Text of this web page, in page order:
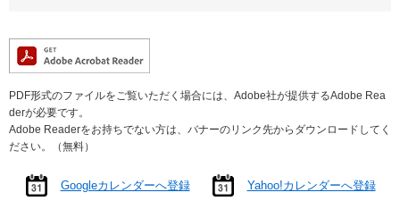
PDF形式のファイルをご覧いただく場合には、Adobe社が提供するAdobe Rea
derが必要です。
Adobe Readerをお持ちでない方は、バナーのリンク先からダウンロードしてく
ださい。（無料）
Googleカレンダーへ登録 Yahoo!カレンダーへ登録